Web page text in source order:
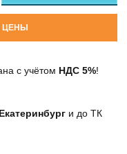
ЦЕНЫ
с учётом НДС 5%!
и до ТК